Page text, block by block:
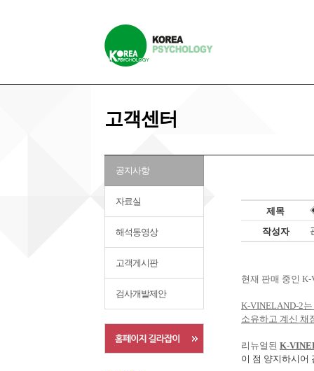
고객센터
공지사항
자료실
해석동영상
고객게시판
검사개발제안
제목
작성자
현재 판매 중인K-
K-VINELAND-2
소유하고 계신 채
리뉴얼된 K-
이 점 양지하시어